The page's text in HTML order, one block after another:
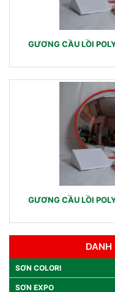
GƯƠNG CẦU LỒI
GƯƠNG CẦU LỒI
SƠN COLORI
SƠN EXPO